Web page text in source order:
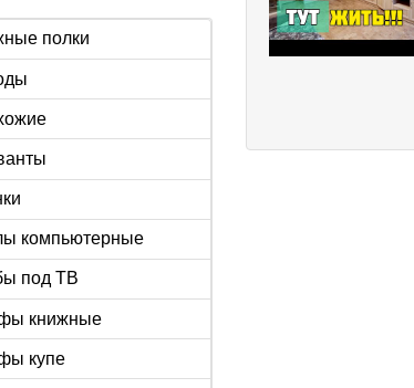
полки
компьютерные
под ТВ
книжные
купе